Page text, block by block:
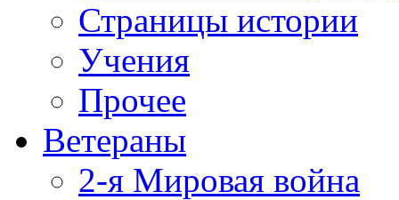
Страницы истории
Учения
Прочее
Ветераны
2-я Мировая война